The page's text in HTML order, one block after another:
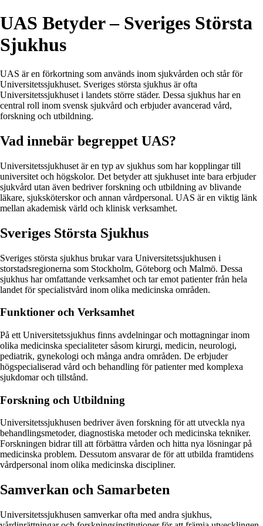
UAS Betyder – Sveriges Största
Sjukhus
UAS är en förkortning som används inom sjukvården och står för
Universitetssjukhuset. Sveriges största sjukhus är ofta
Universitetssjukhuset i landets större städer. Dessa sjukhus har en
central roll inom svensk sjukvård och erbjuder avancerad vård,
forskning och utbildning.
Vad innebär begreppet UAS?
Universitetssjukhuset är en typ av sjukhus som har kopplingar till
universitet och högskolor. Det betyder att sjukhuset inte bara erbjuder
sjukvård utan även bedriver forskning och utbildning av blivande
läkare, sjuksköterskor och annan vårdpersonal. UAS är en viktig länk
mellan akademisk värld och klinisk verksamhet.
Sveriges Största Sjukhus
Sveriges största sjukhus brukar vara Universitetssjukhusen i
storstadsregionerna som Stockholm, Göteborg och Malmö. Dessa
sjukhus har omfattande verksamhet och tar emot patienter från hela
landet för specialistvård inom olika medicinska områden.
Funktioner och Verksamhet
På ett Universitetssjukhus finns avdelningar och mottagningar inom
olika medicinska specialiteter såsom kirurgi, medicin, neurologi,
pediatrik, gynekologi och många andra områden. De erbjuder
högspecialiserad vård och behandling för patienter med komplexa
sjukdomar och tillstånd.
Forskning och Utbildning
Universitetssjukhusen bedriver även forskning för att utveckla nya
behandlingsmetoder, diagnostiska metoder och medicinska tekniker.
Forskningen bidrar till att förbättra vården och hitta nya lösningar på
medicinska problem. Dessutom ansvarar de för att utbilda framtidens
vårdpersonal inom olika medicinska discipliner.
Samverkan och Samarbeten
Universitetssjukhusen samverkar ofta med andra sjukhus,